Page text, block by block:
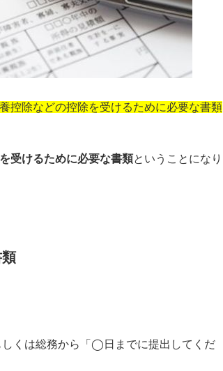
控除などの控除を受けるために必要な書類
受けるために必要な書類ということになり
くは総務から「◯日までに提出してくだ